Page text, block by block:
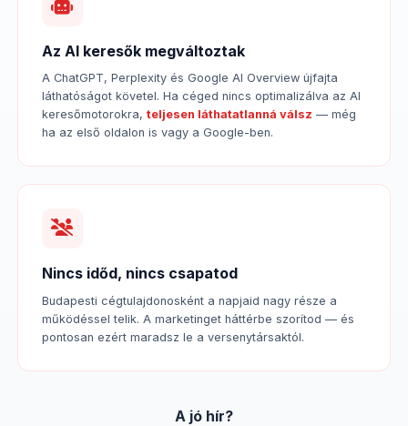
Az AI keresők megváltoztak
A ChatGPT, Perplexity és Google AI Overview újfajta
láthatóságot követel. Ha céged nincs optimalizálva az AI
keresőmotorokra, teljesen láthatatlanná válsz — még
ha az első oldalon is vagy a Google-ben.
Nincs időd, nincs csapatod
Budapesti cégtulajdonosként a napjaid nagy része a
működéssel telik. A marketinget háttérbe szorítod — és
pontosan ezért maradsz le a versenytársaktól.
A jó hír?